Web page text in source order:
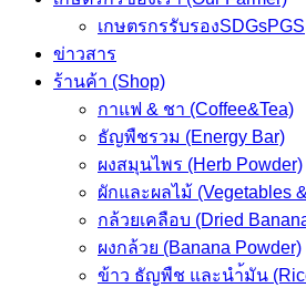
เกษตรกรรับรองSDGsPGS
ข่าวสาร
ร้านค้า (Shop)
กาแฟ & ชา (Coffee&Tea)
ธัญพืชรวม (Energy Bar)
ผงสมุนไพร (Herb Powder)
ผักและผลไม้ (Vegetables
กล้วยเคลือบ (Dried
ผงกล้วย (Banana Powder)
ข้าว ธัญพืช และนำ้มัน